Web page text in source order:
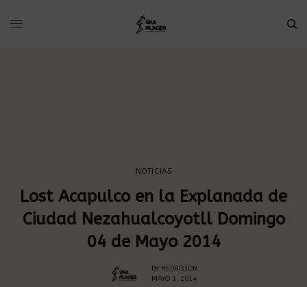
NOTICIAS
Lost Acapulco en la Explanada de
Ciudad Nezahualcoyotll Domingo
04 de Mayo 2014
BY REDACCION
MAYO 1, 2014